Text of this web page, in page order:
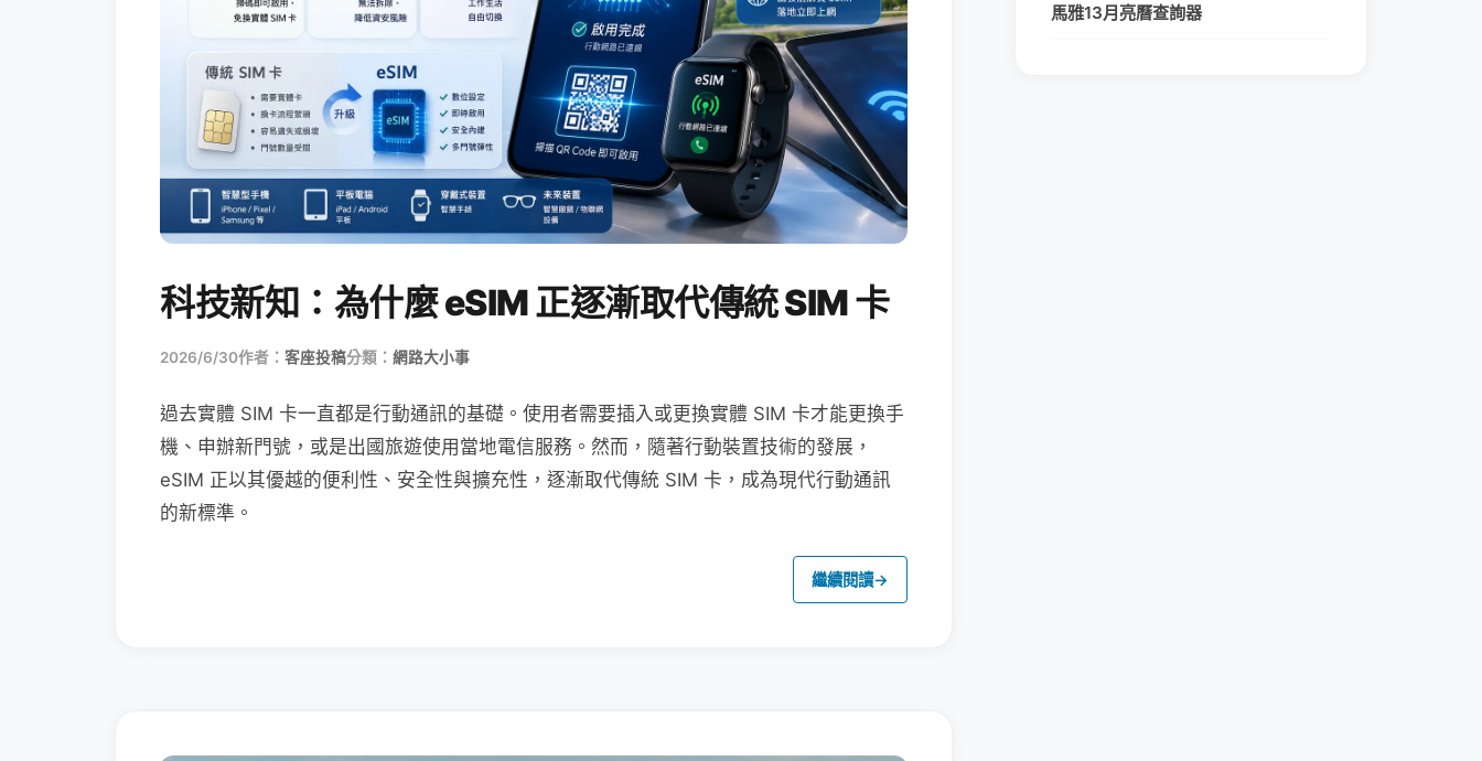
科技新知：為什麼 eSIM 正逐漸取代傳統 SIM 卡
2026/6/30作者： 客座投稿分類： 網路大小事
過去實體 SIM 卡一直都是行動通訊的基礎。使用者需要插入或更換實體 SIM 卡才能更換手
機、申辦新門號，或是出國旅遊使用當地電信服務。然而，隨著行動裝置技術的發展，
eSIM 正以其優越的便利性、安全性與擴充性，逐漸取代傳統 SIM 卡，成為現代行動通訊
的新標準。
繼續閱讀→
馬雅13月亮曆查詢器